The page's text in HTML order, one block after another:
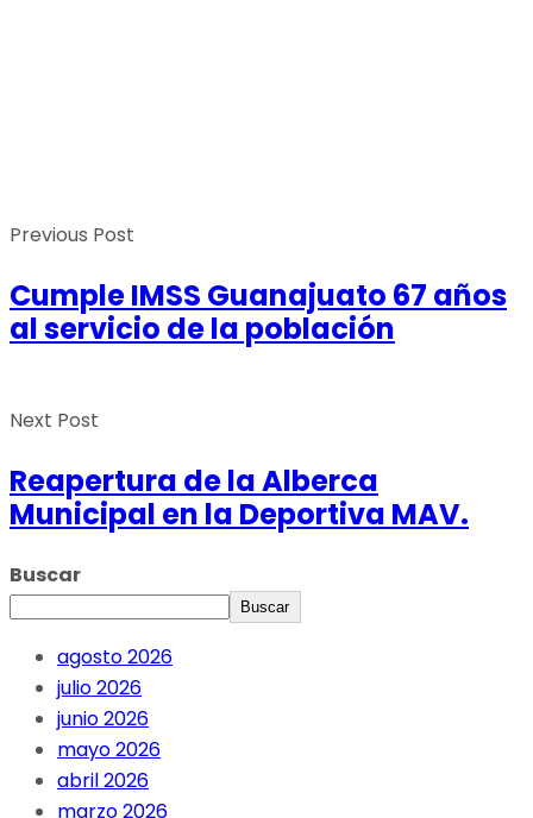
Previous Post
Cumple IMSS Guanajuato 67 años
al servicio de la población
Next Post
Reapertura de la Alberca
Municipal en la Deportiva MAV.
Buscar
Buscar
agosto 2026
julio 2026
junio 2026
mayo 2026
abril 2026
marzo 2026